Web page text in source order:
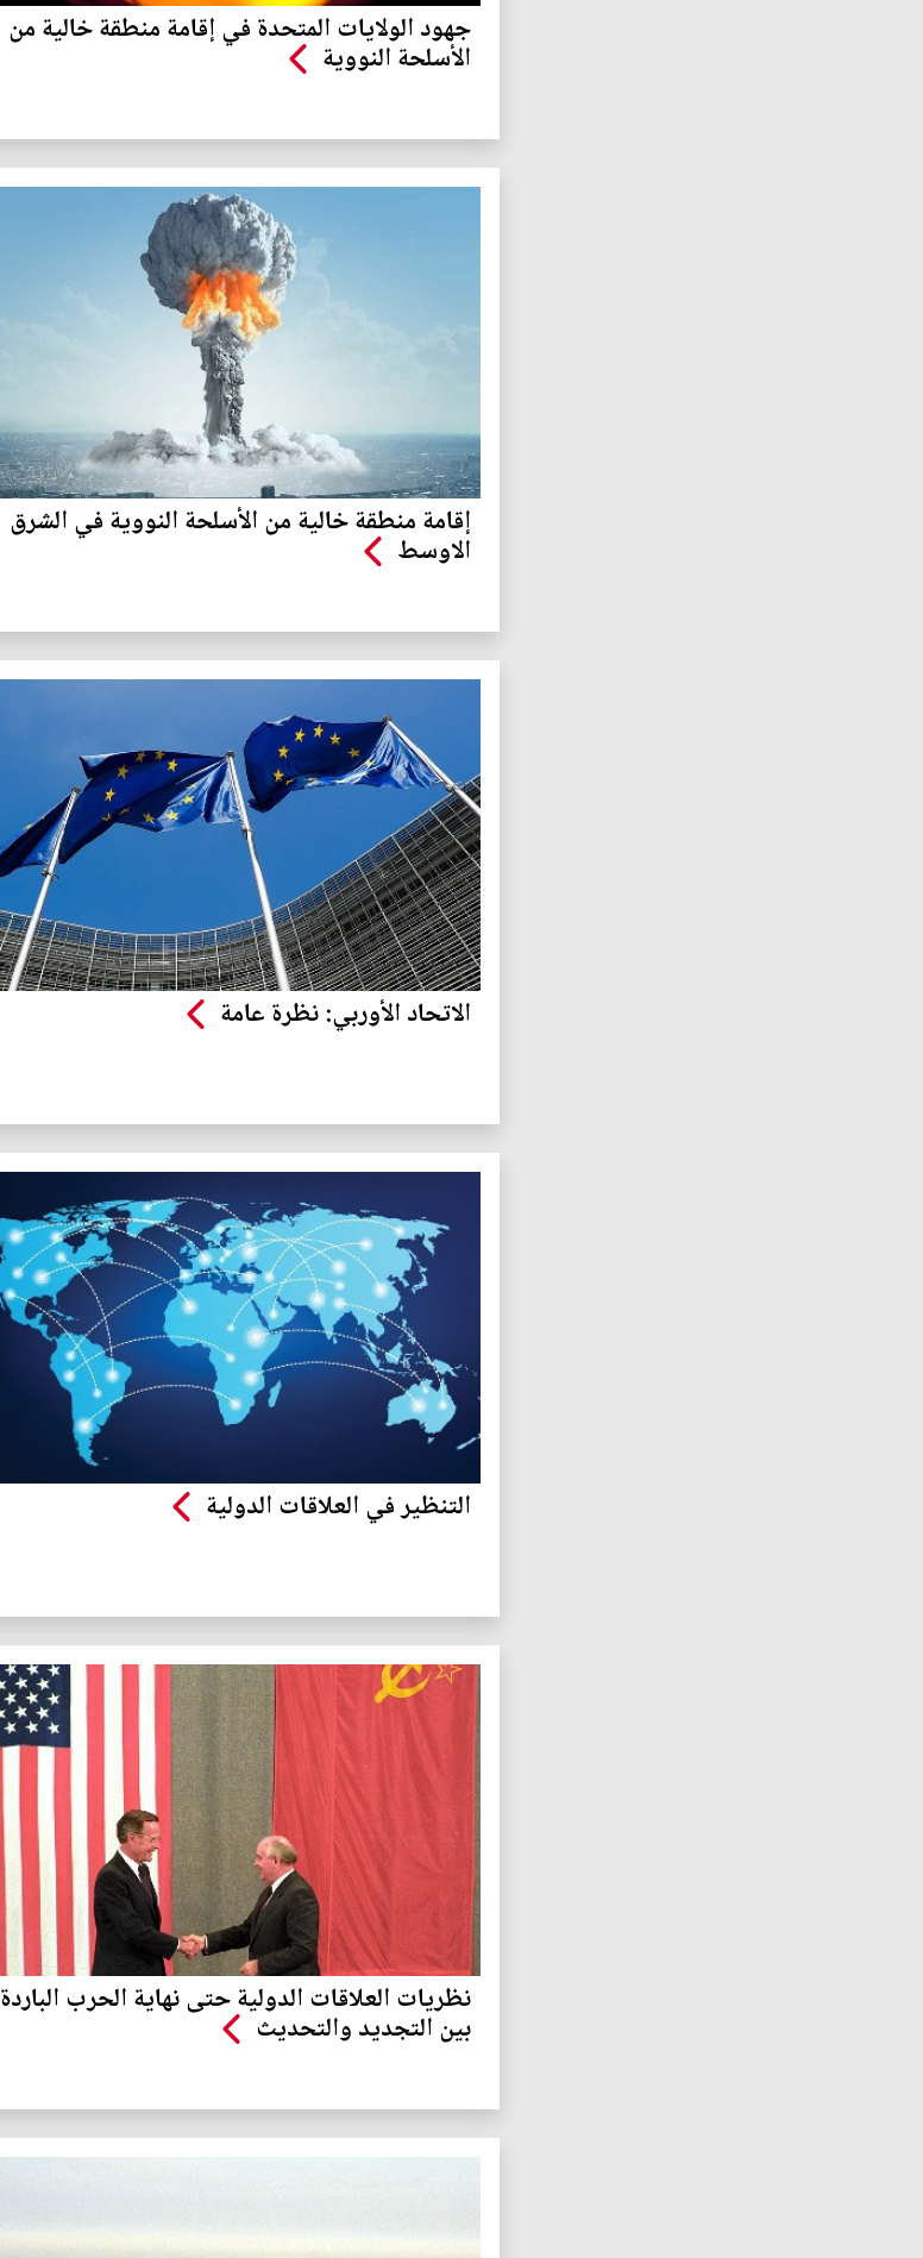
جهود الولايات المتحدة في إقامة منطقة خالية من
الأسلحة النووية
إقامة منطقة خالية من الأسلحة النووية في الشرق
الاوسط
الاتحاد الأوربي: نظرة عامة
التنظير في العلاقات الدولية
نظريات العلاقات الدولية حتى نهاية الحرب الباردة
بين التجديد والتحديث